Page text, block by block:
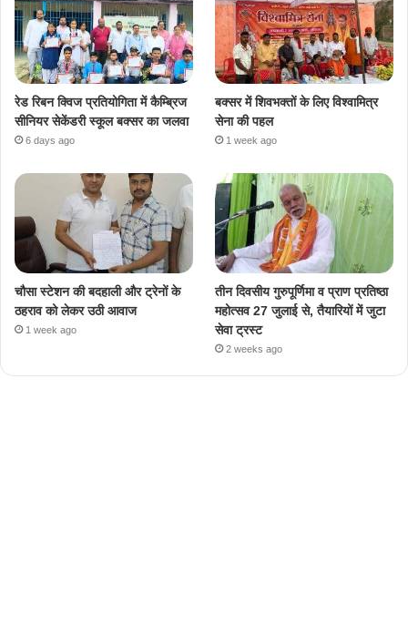
रेड रिबन क्विज प्रतियोगिता में कैम्ब्रिज
सीनियर सेकेंडरी स्कूल बक्सर का जलवा
6 days ago
बक्सर में शिवभक्तों के लिए विश्वामित्र
सेना की पहल
1 week ago
चौसा स्टेशन की बदहाली और ट्रेनों के
ठहराव को लेकर उठी आवाज
1 week ago
तीन दिवसीय गुरुपूर्णिमा व प्राण प्रतिष्ठा
महोत्सव 27 जुलाई से, तैयारियों में जुटा
सेवा ट्रस्ट
2 weeks ago